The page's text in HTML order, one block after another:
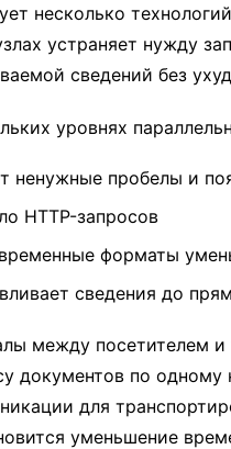
несколько
устраняет нужду
сведений без
уровнях
пробелы и
HTTP-запросов
форматы
сведения до
между посетителем
документов по
для
уменьшение